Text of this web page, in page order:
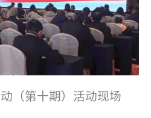
（第十期）活动现场